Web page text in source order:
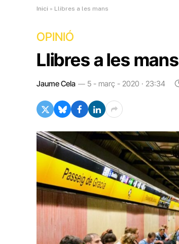
Inici » Llibres a les mans
OPINIÓ
Llibres a les mans
Jaume Cela 5 - març - 2020 · 23:34